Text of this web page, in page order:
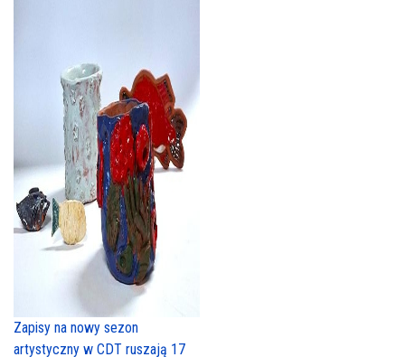
Zapisy na nowy sezon
artystyczny w CDT ruszają 17